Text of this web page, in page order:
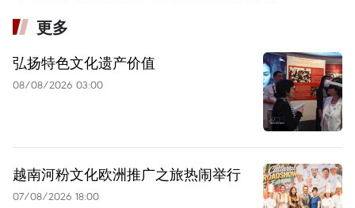
更多
弘扬特色文化遗产价值
08/08/2026 03:00
越南河粉文化欧洲推广之旅热闹举行
07/08/2026 18:00